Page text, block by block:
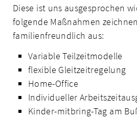
Diese ist uns ausgesprochen
folgende Maßnahmen
familienfreundlich aus:
Variable Teilzeitmodelle
flexible Gleitzeitregelung
Home-Office
Individueller
Kinder-mitbring-Tag am